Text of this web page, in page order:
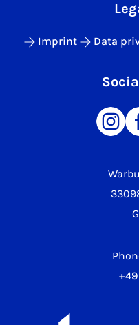
Imprint Data